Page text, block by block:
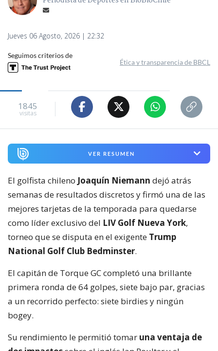
Jueves 06 Agosto, 2026 | 22:32
Seguimos criterios de
Ética y transparencia de BBCL
1845
visitas
VER RESUMEN
El golfista chileno Joaquín Niemann dejó atrás
semanas de resultados discretos y firmó una de las
mejores tarjetas de la temporada para quedarse
como líder exclusivo del LIV Golf Nueva York,
torneo que se disputa en el exigente Trump
National Golf Club Bedminster.
El capitán de Torque GC completó una brillante
primera ronda de 64 golpes, siete bajo par, gracias
a un recorrido perfecto: siete birdies y ningún
bogey.
Su rendimiento le permitió tomar una ventaja de